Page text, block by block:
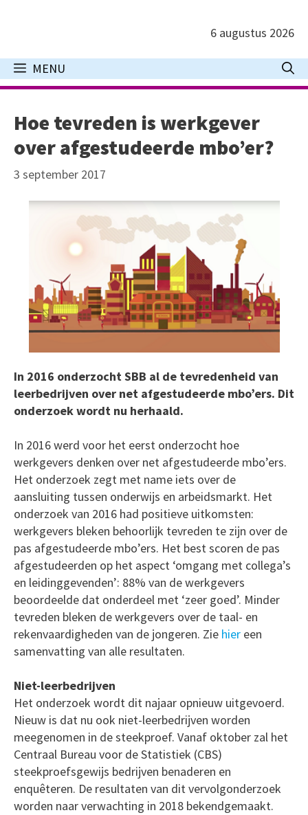
inhoud
6 augustus 2026
MENU
Hoe tevreden is werkgever
over afgestudeerde mbo’er?
3 september 2017
In 2016 onderzocht SBB al de tevredenheid van
leerbedrijven over net afgestudeerde mbo’ers. Dit
onderzoek wordt nu herhaald.
In 2016 werd voor het eerst onderzocht hoe
werkgevers denken over net afgestudeerde mbo’ers.
Het onderzoek zegt met name iets over de
aansluiting tussen onderwijs en arbeidsmarkt. Het
onderzoek van 2016 had positieve uitkomsten:
werkgevers bleken behoorlijk tevreden te zijn over de
pas afgestudeerde mbo’ers. Het best scoren de pas
afgestudeerden op het aspect ‘omgang met collega’s
en leidinggevenden’: 88% van de werkgevers
beoordeelde dat onderdeel met ‘zeer goed’. Minder
tevreden bleken de werkgevers over de taal- en
rekenvaardigheden van de jongeren. Zie hier een
samenvatting van alle resultaten.
Niet-leerbedrijven
Het onderzoek wordt dit najaar opnieuw uitgevoerd.
Nieuw is dat nu ook niet-leerbedrijven worden
meegenomen in de steekproef. Vanaf oktober zal het
Centraal Bureau voor de Statistiek (CBS)
steekproefsgewijs bedrijven benaderen en
enquêteren. De resultaten van dit vervolgonderzoek
worden naar verwachting in 2018 bekendgemaakt.